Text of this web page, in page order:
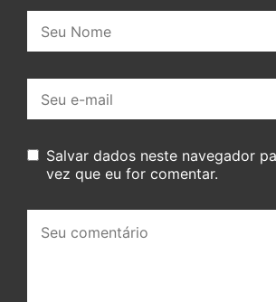
mail:
Salvar dados neste navegador
vez que eu for comentar.
comentário: